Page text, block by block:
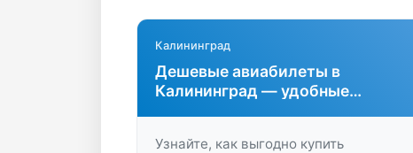
Калининград
Дешевые авиабилеты в
Калининград — удобные
Узнайте, как выгодно купить